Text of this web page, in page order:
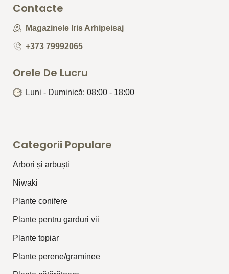
Contacte
Magazinele Iris Arhipeisaj
+373 79992065
Orele De Lucru
Luni - Duminică: 08:00 - 18:00
Categorii Populare
Arbori și arbuști
⁠Niwaki
Plante conifere
Plante pentru garduri vii
Plante topiar
Plante perene/graminee